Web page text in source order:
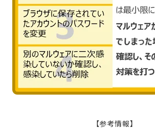
【参考情報】